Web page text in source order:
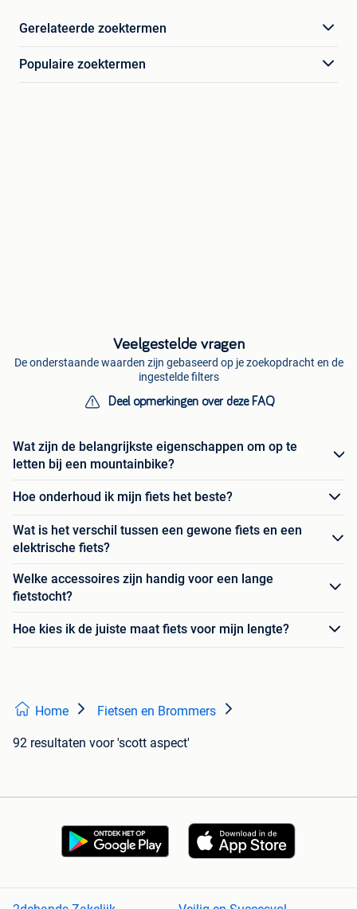
Gerelateerde zoektermen
Populaire zoektermen
Veelgestelde vragen
De onderstaande waarden zijn gebaseerd op je zoekopdracht en de
ingestelde filters
Deel opmerkingen over deze FAQ
Wat zijn de belangrijkste eigenschappen om op te
letten bij een mountainbike?
Hoe onderhoud ik mijn fiets het beste?
Wat is het verschil tussen een gewone fiets en een
elektrische fiets?
Welke accessoires zijn handig voor een lange
fietstocht?
Hoe kies ik de juiste maat fiets voor mijn lengte?
Home Fietsen en Brommers
92 resultaten voor 'scott aspect'